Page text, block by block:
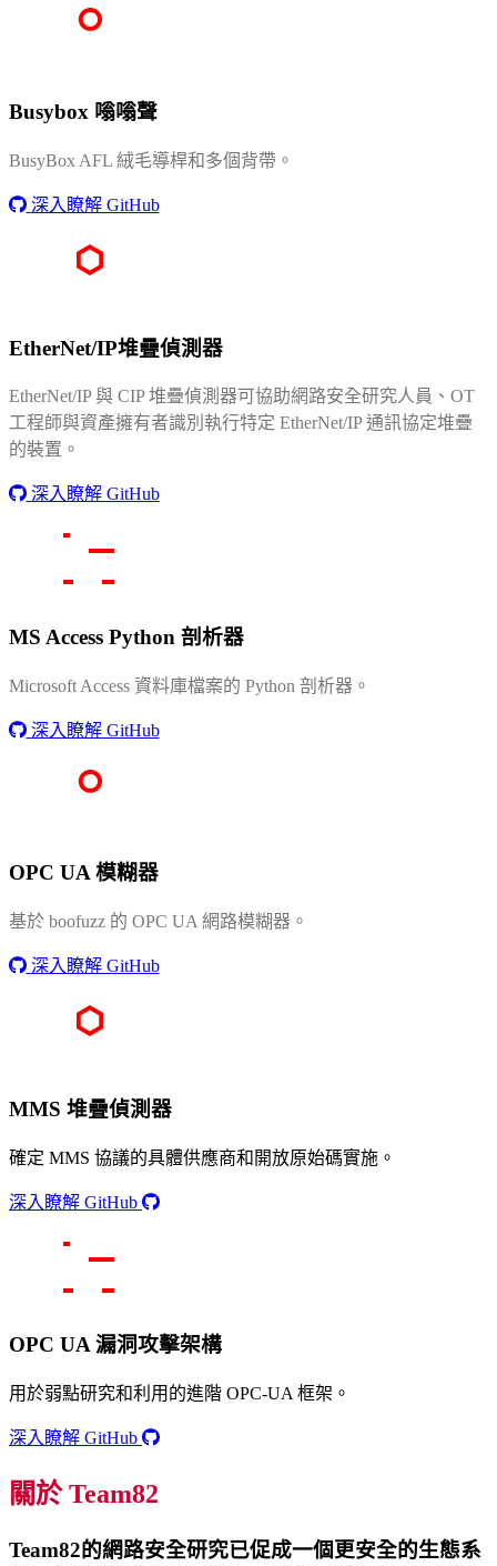
Busybox 嗡嗡聲
BusyBox AFL 絨毛導桿和多個背帶。
深入瞭解 GitHub
EtherNet/IP堆疊偵測器
EtherNet/IP 與 CIP 堆疊偵測器可協助網路安全研究人員、OT
工程師與資產擁有者識別執行特定 EtherNet/IP 通訊協定堆疊
的裝置。
深入瞭解 GitHub
MS Access Python 剖析器
Microsoft Access 資料庫檔案的 Python 剖析器。
深入瞭解 GitHub
OPC UA 模糊器
基於 boofuzz 的 OPC UA 網路模糊器。
深入瞭解 GitHub
MMS 堆疊偵測器
確定 MMS 協議的具體供應商和開放原始碼實施。
深入瞭解 GitHub
OPC UA 漏洞攻擊架構
用於弱點研究和利用的進階 OPC-UA 框架。
深入瞭解 GitHub
關於 Team82
Team82的網路安全研究已促成一個更安全的生態系